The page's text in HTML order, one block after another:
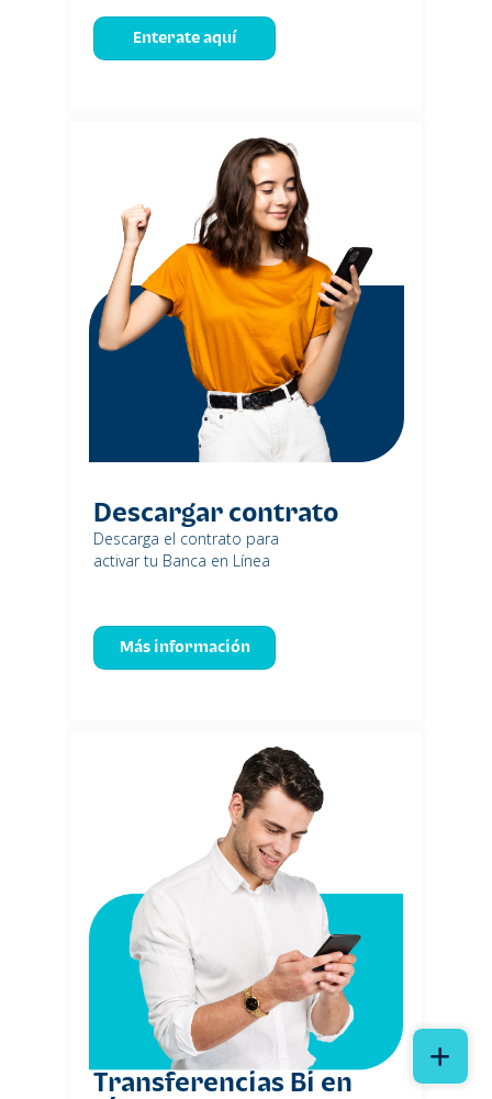
Enterate aquí
Descargar contrato
Descarga el contrato para
activar tu Banca en Línea
Más información
Transferencias Bi en